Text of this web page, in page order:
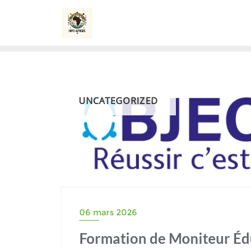
UNCATEGORIZED
06 mars 2026
Formation de Moniteur